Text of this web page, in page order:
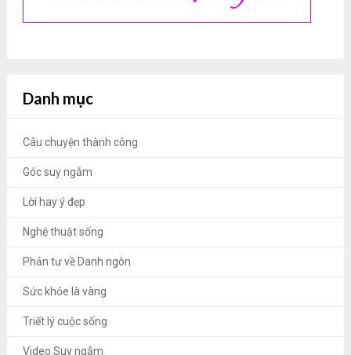
Danh mục
Câu chuyện thành công
Góc suy ngẫm
Lời hay ý đẹp
Nghệ thuật sống
Phản tư về Danh ngôn
Sức khỏe là vàng
Triết lý cuộc sống
Video Suy ngẫm